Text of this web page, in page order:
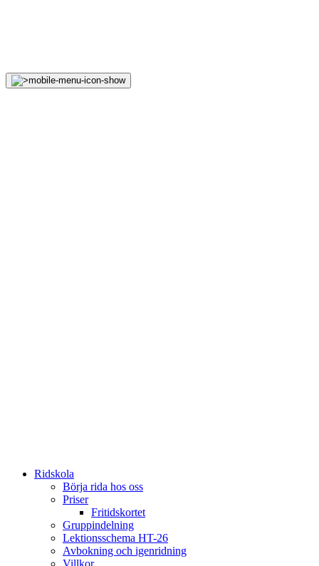
Ridskola
Börja rida hos oss
Priser
Fritidskortet
Gruppindelning
Lektionsschema HT-26
Avbokning och igenridning
Villkor